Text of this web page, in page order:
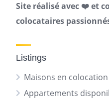
Site réalisé avec ❤️ et
colocataires
Listings
Maisons en
Appartements